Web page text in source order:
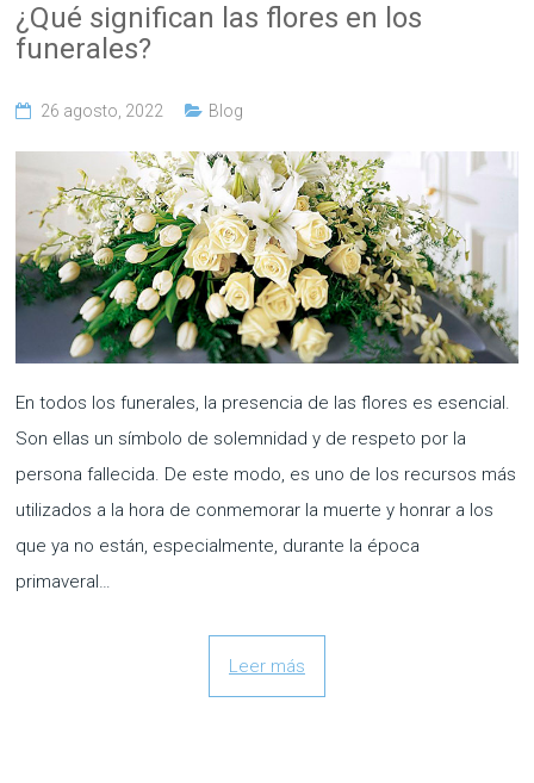
¿Qué significan las flores en los
funerales?
26 agosto, 2022 Blog
En todos los funerales, la presencia de las flores es esencial.
Son ellas un símbolo de solemnidad y de respeto por la
persona fallecida. De este modo, es uno de los recursos más
utilizados a la hora de conmemorar la muerte y honrar a los
que ya no están, especialmente, durante la época
primaveral…
Leer más